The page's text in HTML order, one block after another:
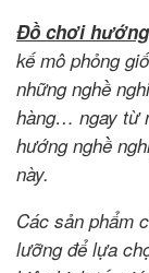
Đồ chơi
kế mô phỏng
những nghề
hàng… ngay từ
hướng nghề
này.
Các sản phẩm
lưỡng để lựa